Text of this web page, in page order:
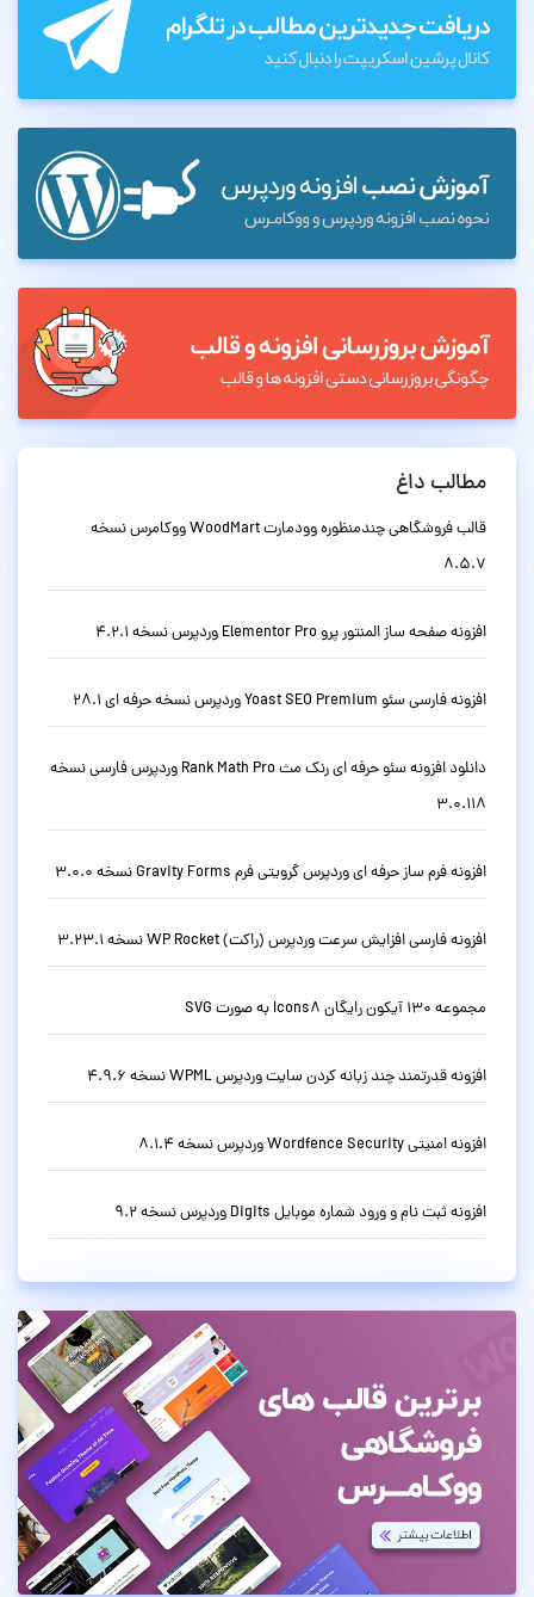
مطالب داغ
قالب فروشگاهی چندمنظوره وودمارت WoodMart ووکامرس نسخه
8.5.7
افزونه صفحه ساز المنتور پرو Elementor Pro وردپرس نسخه 4.2.1
افزونه فارسی سئو Yoast SEO Premium وردپرس نسخه حرفه ای 28.1
دانلود افزونه سئو حرفه ای رنک مث Rank Math Pro وردپرس فارسی نسخه
3.0.118
افزونه فرم ساز حرفه ای وردپرس گرویتی فرم Gravity Forms نسخه 3.0.0
افزونه فارسی افزایش سرعت وردپرس (راکت) WP Rocket نسخه 3.23.1
مجموعه 130 آیکون رایگان Icons8 به صورت SVG
افزونه قدرتمند چند زبانه کردن سایت وردپرس WPML نسخه 4.9.6
افزونه امنیتی Wordfence Security وردپرس نسخه 8.1.4
افزونه ثبت نام و ورود شماره موبایل Digits وردپرس نسخه 9.2